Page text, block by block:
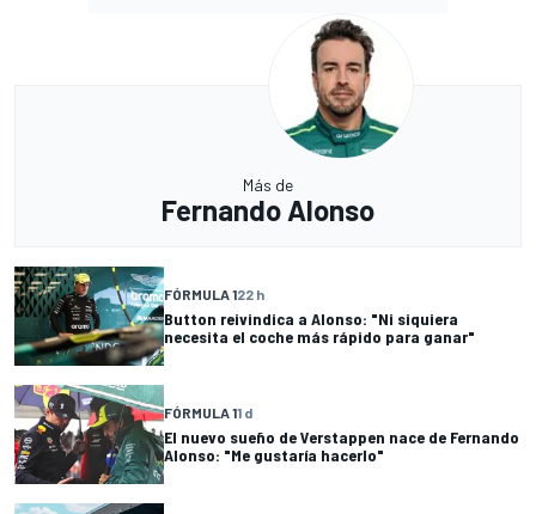
Más de
Fernando Alonso
FÓRMULA 122 h
Button reivindica a Alonso: "Ni siquiera
necesita el coche más rápido para ganar"
FÓRMULA 11 d
El nuevo sueño de Verstappen nace de Fernando
Alonso: "Me gustaría hacerlo"